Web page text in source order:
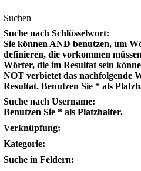
Suchen
Suche nach Schlüsselwort:
Sie können AND benutzen, um
definieren, die vorkommen
Wörter, die im Resultat sein
NOT verbietet das nachfolgende
Resultat. Benutzen Sie * als
Suche nach Username:
Benutzen Sie * als Platzhalter.
Verknüpfung:
Kategorie:
Suche in Feldern: